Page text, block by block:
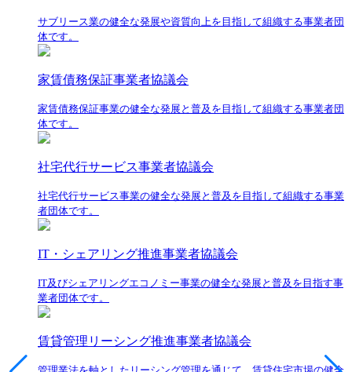
サブリース業の健全な発展や資質向上を目指して組織する事業者団
体です。
家賃債務保証事業者協議会
家賃債務保証事業の健全な発展と普及を目指して組織する事業者団
体です。
社宅代行サービス事業者協議会
社宅代行サービス事業の健全な発展と普及を目指して組織する事業
者団体です。
IT・シェアリング推進事業者協議会
IT及びシェアリングエコノミー事業の健全な発展と普及を目指す事
業者団体です。
賃貸管理リーシング推進事業者協議会